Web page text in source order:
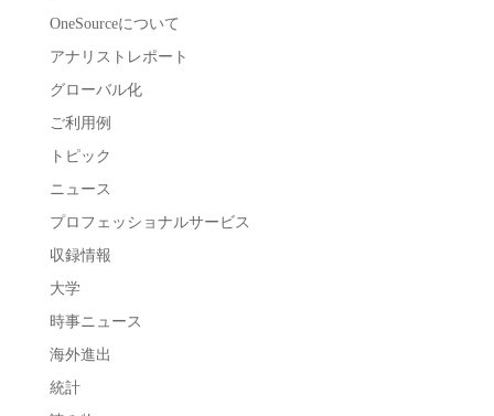
OneSourceについて
アナリストレポート
グローバル化
ご利用例
トピック
ニュース
プロフェッショナルサービス
収録情報
大学
時事ニュース
海外進出
統計